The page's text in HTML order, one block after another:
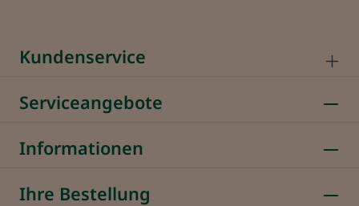
Kundenservice
Serviceangebote
Informationen
Ihre Bestellung